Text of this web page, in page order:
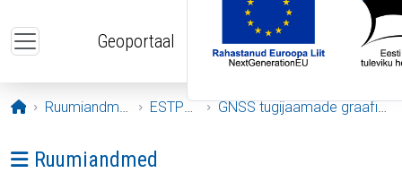
Geoportaal
Avaleht
Ruumiandmed ESTPOS GNSS tugijaamade graafikud
Ava menüü: Ruumiandmed
Ruumiandmed